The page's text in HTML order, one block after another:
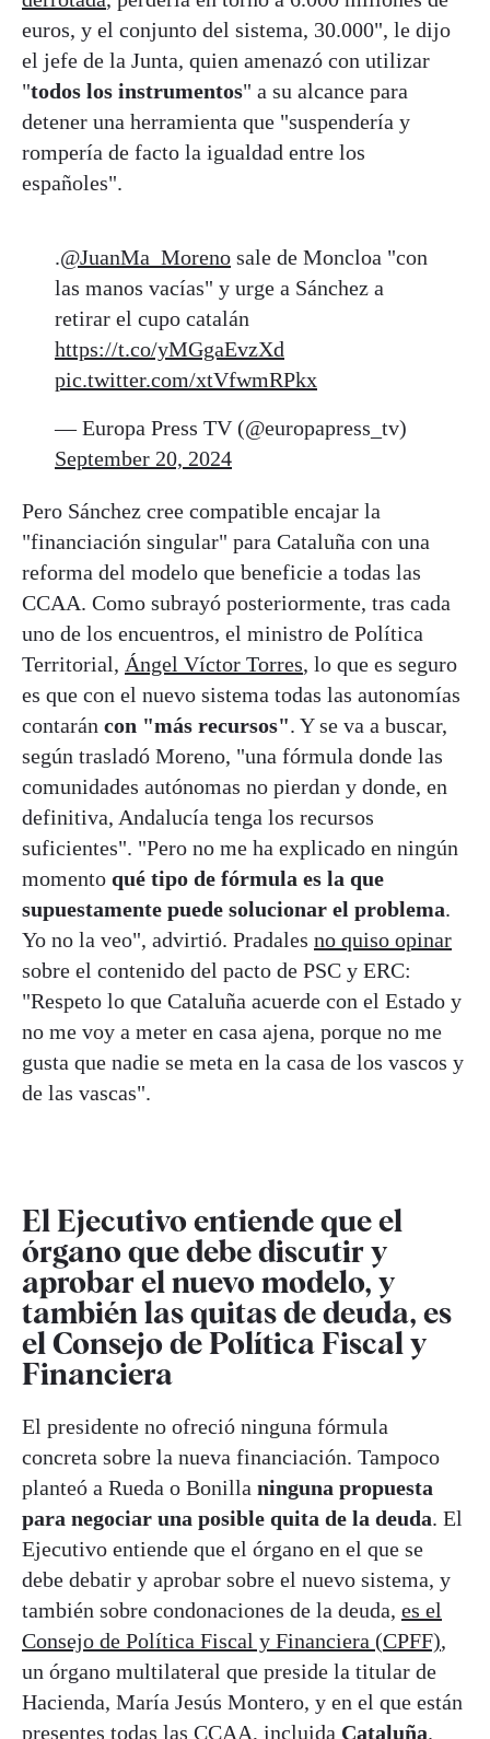
euros, y el conjunto del sistema, 30.000", le dijo
el jefe de la Junta, quien amenazó con utilizar
"todos los instrumentos" a su alcance para
detener una herramienta que "suspendería y
rompería de facto la igualdad entre los
españoles".
.@JuanMa_Moreno sale de Moncloa "con
las manos vacías" y urge a Sánchez a
retirar el cupo catalán
https://t.co/yMGgaEvzXd
pic.twitter.com/xtVfwmRPkx
— Europa Press TV (@europapress_tv)
September 20, 2024
Pero Sánchez cree compatible encajar la
"financiación singular" para Cataluña con una
reforma del modelo que beneficie a todas las
CCAA. Como subrayó posteriormente, tras cada
uno de los encuentros, el ministro de Política
Territorial, Ángel Víctor Torres, lo que es seguro
es que con el nuevo sistema todas las autonomías
contarán con "más recursos". Y se va a buscar,
según trasladó Moreno, "una fórmula donde las
comunidades autónomas no pierdan y donde, en
definitiva, Andalucía tenga los recursos
suficientes". "Pero no me ha explicado en ningún
momento qué tipo de fórmula es la que
supuestamente puede solucionar el problema.
Yo no la veo", advirtió. Pradales no quiso opinar
sobre el contenido del pacto de PSC y ERC:
"Respeto lo que Cataluña acuerde con el Estado y
no me voy a meter en casa ajena, porque no me
gusta que nadie se meta en la casa de los vascos y
de las vascas".
El Ejecutivo entiende que el
órgano que debe discutir y
aprobar el nuevo modelo, y
también las quitas de deuda, es
el Consejo de Política Fiscal y
Financiera
El presidente no ofreció ninguna fórmula
concreta sobre la nueva financiación. Tampoco
planteó a Rueda o Bonilla ninguna propuesta
para negociar una posible quita de la deuda. El
Ejecutivo entiende que el órgano en el que se
debe debatir y aprobar sobre el nuevo sistema, y
también sobre condonaciones de la deuda, es el
Consejo de Política Fiscal y Financiera (CPFF),
un órgano multilateral que preside la titular de
Hacienda, María Jesús Montero, y en el que están
presentes todas las CCAA, incluida Cataluña.